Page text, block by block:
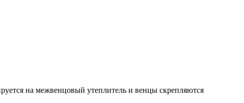
на межвенцовый утеплитель и венцы скрепляются